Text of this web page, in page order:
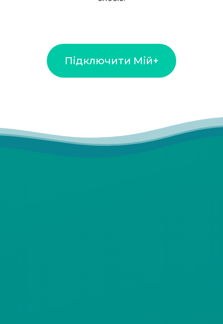
Підключити Мій+